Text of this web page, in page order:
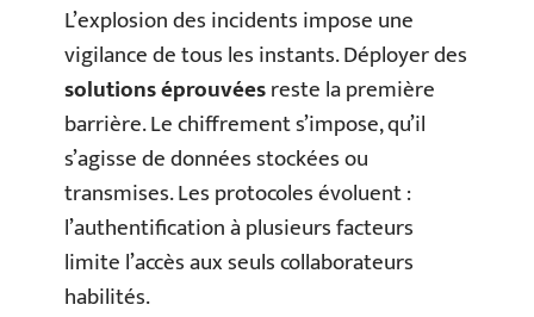
L’explosion des incidents impose une
vigilance de tous les instants. Déployer des
solutions éprouvéesreste la première
barrière. Le chiffrement s’impose, qu’il
s’agisse de données stockées ou
transmises. Les protocoles évoluent :
l’authentification à plusieurs facteurs
limite l’accès aux seuls collaborateurs
habilités.